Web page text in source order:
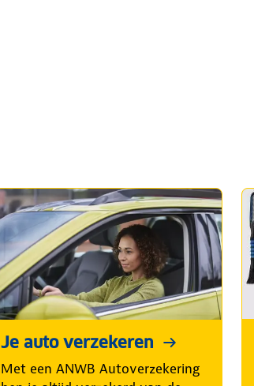
Je auto verzekeren
Met een ANWB Autoverzekering